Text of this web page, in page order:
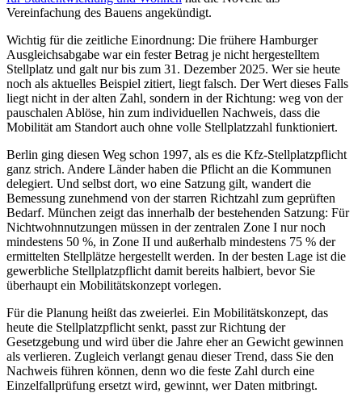
Vereinfachung des Bauens angekündigt.
Wichtig für die zeitliche Einordnung: Die frühere Hamburger
Ausgleichsabgabe war ein fester Betrag je nicht hergestelltem
Stellplatz und galt nur bis zum 31. Dezember 2025. Wer sie heute
noch als aktuelles Beispiel zitiert, liegt falsch. Der Wert dieses Falls
liegt nicht in der alten Zahl, sondern in der Richtung: weg von der
pauschalen Ablöse, hin zum individuellen Nachweis, dass die
Mobilität am Standort auch ohne volle Stellplatzzahl funktioniert.
Berlin ging diesen Weg schon 1997, als es die Kfz-Stellplatzpflicht
ganz strich. Andere Länder haben die Pflicht an die Kommunen
delegiert. Und selbst dort, wo eine Satzung gilt, wandert die
Bemessung zunehmend von der starren Richtzahl zum geprüften
Bedarf. München zeigt das innerhalb der bestehenden Satzung: Für
Nichtwohnnutzungen müssen in der zentralen Zone I nur noch
mindestens 50 %, in Zone II und außerhalb mindestens 75 % der
ermittelten Stellplätze hergestellt werden. In der besten Lage ist die
gewerbliche Stellplatzpflicht damit bereits halbiert, bevor Sie
überhaupt ein Mobilitätskonzept vorlegen.
Für die Planung heißt das zweierlei. Ein Mobilitätskonzept, das
heute die Stellplatzpflicht senkt, passt zur Richtung der
Gesetzgebung und wird über die Jahre eher an Gewicht gewinnen
als verlieren. Zugleich verlangt genau dieser Trend, dass Sie den
Nachweis führen können, denn wo die feste Zahl durch eine
Einzelfallprüfung ersetzt wird, gewinnt, wer Daten mitbringt.